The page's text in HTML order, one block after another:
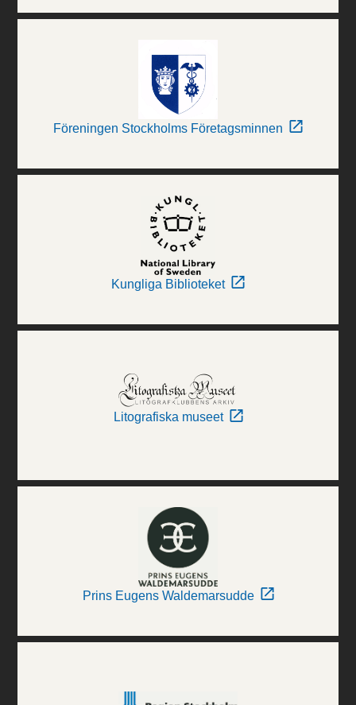
Föreningen Stockholms Företagsminnen
Kungliga Biblioteket
Litografiska museet
Prins Eugens Waldemarsudde